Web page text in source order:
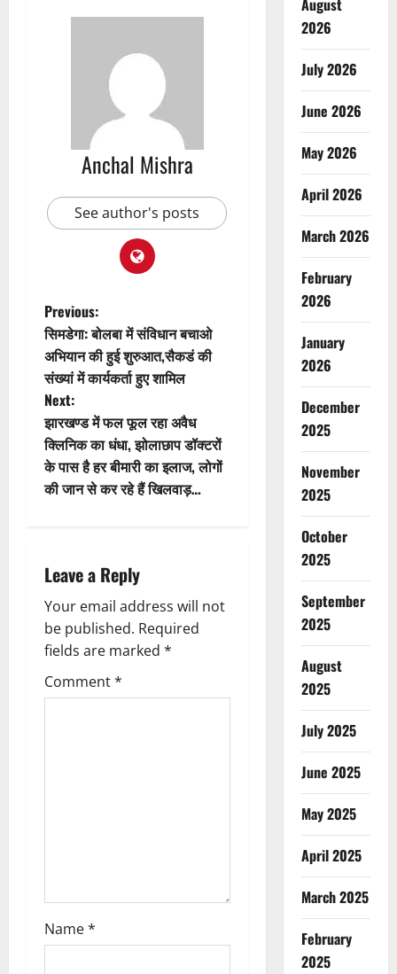
Anchal Mishra
See author's posts
P
o
s
t
n
a
i
g
a
t
Previous:
सिमडेगा: बोलबा में संविधान बचाओ
अभियान की हुई शुरुआत,सैकडं की
संख्यां में कार्यकर्ता हुए शामिल
Next:
झारखण्ड में फल फूल रहा अवैध
क्लिनिक का धंधा, झोलाछाप डॉक्टरों
के पास है हर बीमारी का इलाज, लोगों
की जान से कर रहे हैं खिलवाड़…
Leave a Reply
Your email address will not
be published. Required
fields are marked *
Comment*
Name*
August
2026
July 2026
June 2026
May 2026
April 2026
March 2026
February
2026
January
2026
December
2025
November
2025
October
2025
September
2025
August
2025
July 2025
June 2025
May 2025
April 2025
March 2025
February
2025